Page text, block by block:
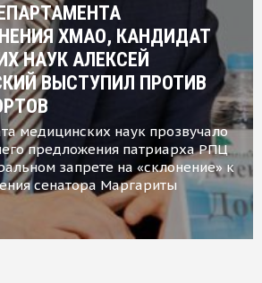
ХМАО, КАНДИДАТ
НАУК АЛЕКСЕЙ
ВЫСТУПИЛ ПРОТИВ
медицинских наук прозвучало
предложения патриарха РПЦ
запрете на «склонение» к
сенатора Маргариты